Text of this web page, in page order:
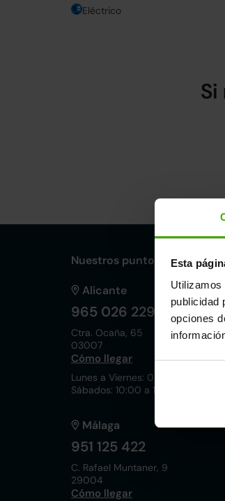
Esta
publicidad
opciones
Eléctrico
Nuestros puntos de venta
Alicante
965 026 229
Ctra. Ocaña, 65
03007
Cómo llegar
Lunes a Viernes: 09:30 a 20:30h
Sábados: 10:00 a 19:00h
Málaga
951 125 422
C. Rafael Muntaner, 9
29004
Cómo llegar